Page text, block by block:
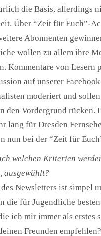
die Basis, allerdings
Über “Zeit für Euch”-
Abonnenten
wollen zu allem ihre
Kommentare von Lesern
auf unserer
moderiert und
den Vordergrund rücken.
lang für Dresden
nun bei der “Zeit für
welchen Kriterien
ausgewählt?
Newsletters ist simpel
die für Jugendliche
ich mir immer als erstes
Freunden